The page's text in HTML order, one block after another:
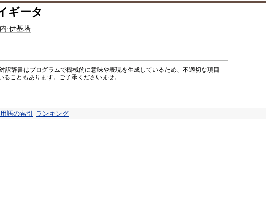
ギータ
·伊基塔
訳辞書はプログラムで機械的に意味や表現を生成しているため、不適切な項目
ることもあります。ご了承くださいませ。
用語の索引 ランキング